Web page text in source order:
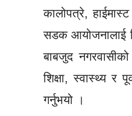
कालोपत्रे,
सडक आयोजनालाई
बाबजुद
शिक्षा, स्वास्थ्य र
गर्नुभयो ।